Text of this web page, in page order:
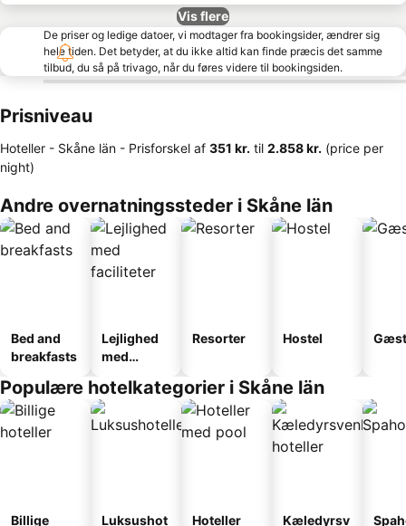
Vis flere
De priser og ledige datoer, vi modtager fra bookingsider, ændrer sig
hele tiden. Det betyder, at du ikke altid kan finde præcis det samme
tilbud, du så på trivago, når du føres videre til bookingsiden.
Prisniveau
Hoteller - Skåne län - Prisforskel af ‎351 kr. til ‎2.858 kr. (price per
night)
Andre overnatningssteder i Skåne län
Bed and
breakfasts
Lejlighed
med
Resorter Hostel
Populære hotelkategorier i Skåne län
Billige
Luksushot
Hoteller
Kæledyrsv